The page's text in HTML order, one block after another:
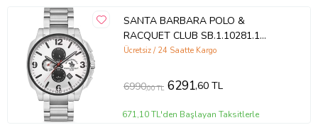
SANTA BARBARA POLO &
RACQUET CLUB SB.1.10281.1
ERKEK KOL SAATİ
Ücretsiz / 24 Saatte Kargo
6990,00 TL 6291,60 TL
671,10 TL'den Başlayan Taksitlerle